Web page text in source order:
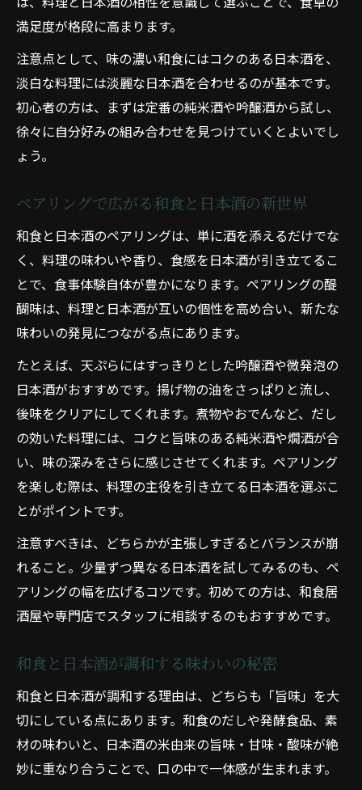
和食の美味しさを引き出す日本酒の温度帯
択
素材ごとに考える和食と日本酒の合わせ方
とんかつや刺身で広がる日本酒の奥深さ
肉料理和食にも合う日本酒の魅力を解説
和食の魚料理と日本酒の多彩な相性例
日本酒ランキングから選ぶ和食との合わせ
方
試したい和食と日本酒の意外な組み合わせ
和食と日本酒の意外性が生み出す新発見
普段使い和食に合う日本酒ペアリング術
和食と日本酒で楽しむ創作料理のアイデア
意外と合う和食メニューと日本酒の関係
和食と日本酒の組み合わせで広がる楽しみ
方
満足度が格段に高まります。
注意点として、味の濃い和食にはコクのある日本酒を、
淡白な料理には淡麗な日本酒を合わせるのが基本です。
初心者の方は、まずは定番の純米酒や吟醸酒から試し、
徐々に自分好みの組み合わせを見つけていくとよいでし
ょう。
ペアリングで広がる和食と日本酒の新世界
和食と日本酒のペアリングは、単に酒を添えるだけでな
く、料理の味わいや香り、食感を日本酒が引き立てるこ
とで、食事体験自体が豊かになります。ペアリングの醍
醐味は、料理と日本酒が互いの個性を高め合い、新たな
味わいの発見につながる点にあります。
たとえば、天ぷらにはすっきりとした吟醸酒や微発泡の
日本酒がおすすめです。揚げ物の油をさっぱりと流し、
後味をクリアにしてくれます。煮物やおでんなど、だし
の効いた料理には、コクと旨味のある純米酒や燗酒が合
い、味の深みをさらに感じさせてくれます。ペアリング
を楽しむ際は、料理の主役を引き立てる日本酒を選ぶこ
とがポイントです。
注意すべきは、どちらかが主張しすぎるとバランスが崩
れること。少量ずつ異なる日本酒を試してみるのも、ペ
アリングの幅を広げるコツです。初めての方は、和食居
酒屋や専門店でスタッフに相談するのもおすすめです。
和食と日本酒が調和する味わいの秘密
和食と日本酒が調和する理由は、どちらも「旨味」を大
切にしている点にあります。和食のだしや発酵食品、素
材の味わいと、日本酒の米由来の旨味・甘味・酸味が絶
妙に重なり合うことで、口の中で一体感が生まれます。